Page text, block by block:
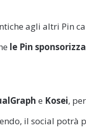
agli altri Pin
le Pin
e Kosei,
il social potrà